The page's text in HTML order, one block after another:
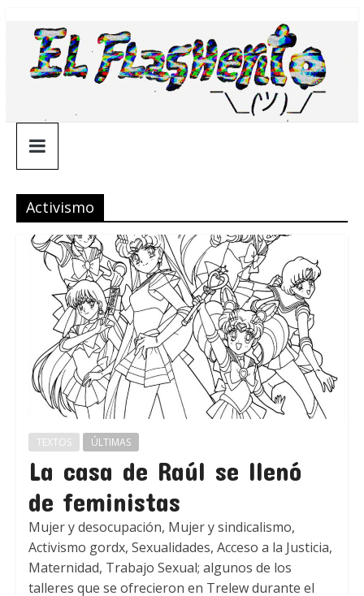
contenido
¯\_(ツ)_/
¯
Activismo
TEXTOS ÚLTIMAS
La casa de Raúl se llenó
de feministas
Mujer y desocupación, Mujer y sindicalismo,
Activismo gordx, Sexualidades, Acceso a la Justicia,
Maternidad, Trabajo Sexual; algunos de los
talleres que se ofrecieron en Trelew durante el